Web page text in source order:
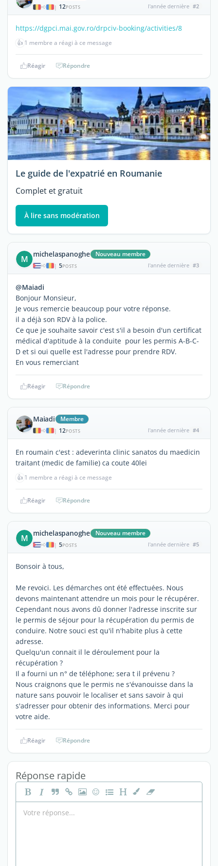
| 12POSTS l'année dernière #2
https://dgpci.mai.gov.ro/drpciv-booking/activities/8
👍 1 membre a réagi à ce message
Réagir Répondre
Le guide de l'expatrié en Roumanie
Complet et gratuit
À lire sans modération
M michelaspanoghe Nouveau membre
| 5POSTS l'année dernière #3
@Maiadi
Bonjour Monsieur,
Je vous remercie beaucoup pour votre réponse.
il a déjà son RDV à la police.
Ce que je souhaite savoir c'est s'il a besoin d'un certificat
médical d'aptitude à la conduite pour les permis A-B-C-
D et si oui quelle est l'adresse pour prendre RDV.
En vous remerciant
Réagir Répondre
Maiadi Membre
| 12POSTS l'année dernière #4
En roumain c'est : adeverinta clinic sanatos du maedicin
traitant (medic de familie) ca coute 40lei
👍 1 membre a réagi à ce message
Réagir Répondre
M michelaspanoghe Nouveau membre
| 5POSTS l'année dernière #5
Bonsoir à tous,
Me revoici. Les démarches ont été effectuées. Nous
devons maintenant attendre un mois pour le récupérer.
Cependant nous avons dû donner l'adresse inscrite sur
le permis de séjour pour la récupération du permis de
conduire. Notre souci est qu'il n'habite plus à cette
adresse.
Quelqu'un connait il le déroulement pour la
récupération ?
Il a fourni un n° de téléphone; sera t il prévenu ?
Nous craignons que le permis ne s'évanouisse dans la
nature sans pouvoir le localiser et sans savoir à qui
s'adresser pour obtenir des informations. Merci pour
votre aide.
Réagir Répondre
Réponse rapide